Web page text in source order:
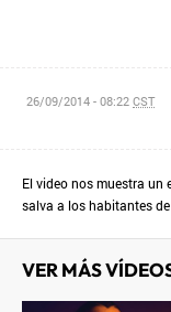
26/09/2014 - 08:22CST
El video nos muestra un
salva a los habitantes
VER MÁS